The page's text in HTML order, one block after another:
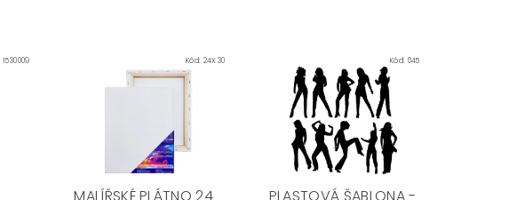
1530009 Kód: 24X30 Kód: 045